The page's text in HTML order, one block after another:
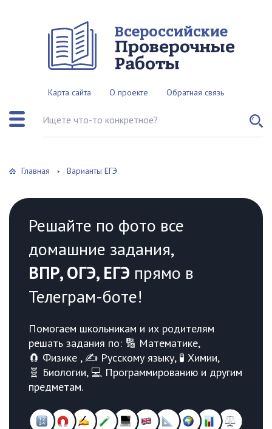
Всероссийские
Проверочные
Работы
Карта сайта О проекте Обратная связь
Поиск по сайту
Главная Варианты ЕГЭ
Решайте по фото все
домашние задания,
ВПР, ОГЭ, ЕГЭ прямо в
Телеграм-боте!
Помогаем школьникам и их родителям
решать задания по: 🔢 Математике,
🧲 Физике , ✍️ Русскому языку, 🧪 Химии,
🧬 Биологии, 💻 Программированию и другим
предметам.